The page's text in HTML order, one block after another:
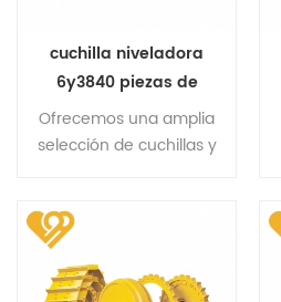
cuchilla niveladora
6y3840 piezas de
equipos de
excavadora piezas de
Ofrecemos una amplia
selección de cuchillas y
grados de acero con
carbono y boro.